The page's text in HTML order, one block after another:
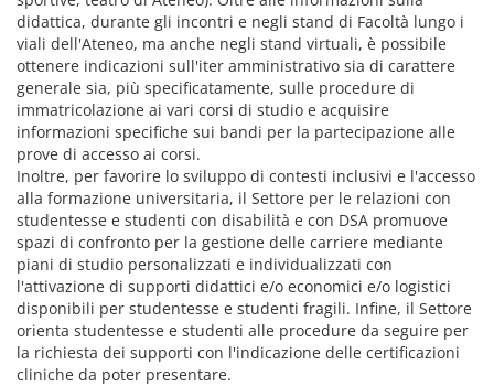
didattica, durante gli incontri e negli stand di Facoltà lungo i
viali dell'Ateneo, ma anche negli stand virtuali, è possibile
ottenere indicazioni sull'iter amministrativo sia di carattere
generale sia, più specificatamente, sulle procedure di
immatricolazione ai vari corsi di studio e acquisire
informazioni specifiche sui bandi per la partecipazione alle
prove di accesso ai corsi.
Inoltre, per favorire lo sviluppo di contesti inclusivi e l'accesso
alla formazione universitaria, il Settore per le relazioni con
studentesse e studenti con disabilità e con DSA promuove
spazi di confronto per la gestione delle carriere mediante
piani di studio personalizzati e individualizzati con
l'attivazione di supporti didattici e/o economici e/o logistici
disponibili per studentesse e studenti fragili. Infine, il Settore
orienta studentesse e studenti alle procedure da seguire per
la richiesta dei supporti con l'indicazione delle certificazioni
cliniche da poter presentare.